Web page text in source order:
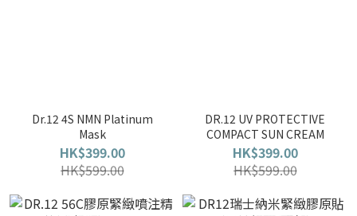
Dr.12 4S NMN Platinum
Mask
HK$399.00
HK$599.00
DR.12 UV PROTECTIVE
COMPACT SUN CREAM
HK$399.00
HK$599.00